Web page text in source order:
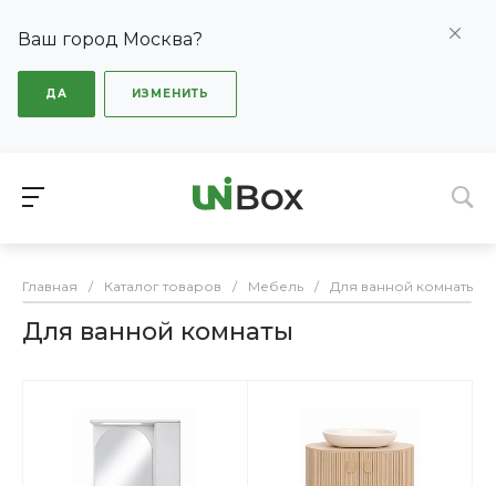
Ваш город Москва?
ДА ИЗМЕНИТЬ
Главная / Каталог товаров / Мебель / Для ванной комнаты
Для ванной комнаты